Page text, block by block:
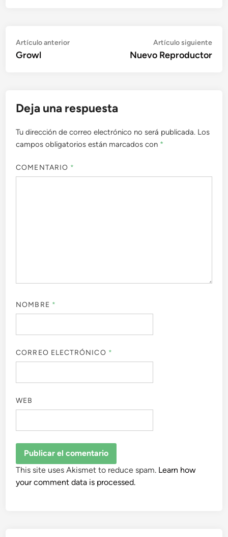
Navegación
de
Artículo anteriorArtículo
Growl
Artículo siguiente
Nuevo Reproductor
Deja una respuesta
Tu dirección de correo electrónico no será publicada. Los
campos obligatorios están marcados con *
COMENTARIO *
NOMBRE *
CORREO ELECTRÓNICO *
WEB
This site uses Akismet to reduce spam. Learn how
your comment data is processed.